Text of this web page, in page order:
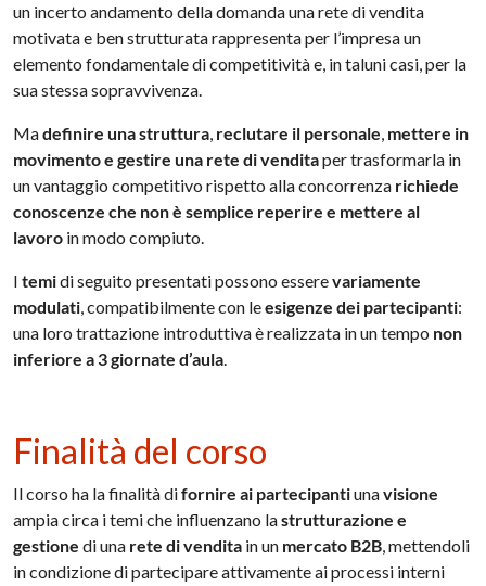
un incerto andamento della domanda una rete di vendita
motivata e ben strutturata rappresenta per l’impresa un
elemento fondamentale di competitività e, in taluni casi, per la
sua stessa sopravvivenza.
Madefinire una struttura, reclutare il personale, mettere in
movimento e gestire una rete di venditaper trasformarla in
un vantaggio competitivo rispetto alla concorrenza richiede
conoscenze che non è semplice reperire e mettere al
lavoro in modo compiuto.
Itemidi seguito presentati possono esserevariamente
modulati, compatibilmente con leesigenze dei partecipanti:
una loro trattazione introduttiva è realizzata in un tempo non
inferiore a 3 giornate d’aula.
Finalità del corso
Il corso ha la finalità difornire ai partecipantiunavisione
ampia circa i temi che influenzano lastrutturazione e
gestionedi una rete di vendita in un mercato B2B, mettendoli
in condizione di partecipare attivamente ai processi interni